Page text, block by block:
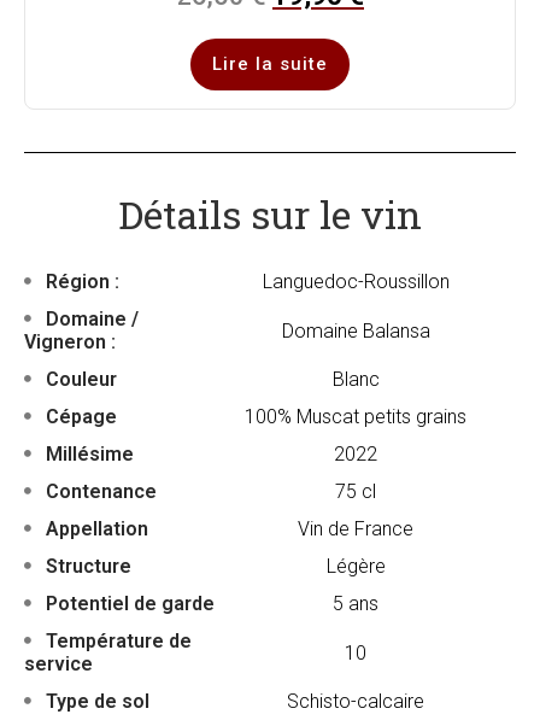
Lire la suite
Détails sur le vin
Région :
Languedoc-Roussillon
Domaine /
Vigneron :
Domaine Balansa
Couleur
Blanc
Cépage
100% Muscat petits grains
Millésime
2022
Contenance
75 cl
Appellation
Vin de France
Structure
Légère
Potentiel de garde
5 ans
Température de
service
10
Type de sol
Schisto-calcaire